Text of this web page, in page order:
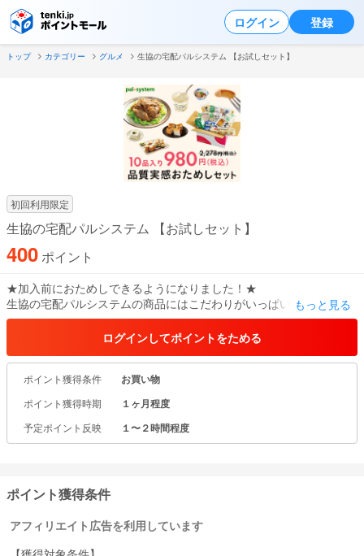
ログイン 登録
トップ カテゴリー グルメ 生協の宅配パルシステム 【お試しセット】
初回利用限定
生協の宅配パルシステム 【お試しセット】
400ポイント
★加入前におためしできるようになりました！★
生協の宅配パルシステムの商品にはこだわりがいっぱい。
より多くの方に商品の美味しさを味わってもらいたいからおためし
セットをご用意いたしました。
パルシステムは、関東を中心とした1都10県の組合員が利用する生協
の宅配サービスです。
産直の野菜やお肉といった食材から惣菜や冷凍食品・レトルト食
品、トイレットペーパーといった日用品まで、週1回ご自宅までまと
めてお届けします。
○インターネットから注文OK！パソコンやスマートフォン、携帯か
らお好きな時間に注文ができます。
○離乳食づくりに便利な商品がいっぱい。赤ちゃんとママを豊富な商
品とサービスでサポートします。
もっと見る
ログインしてポイントをためる
ポイント獲得条件 お買い物
ポイント獲得時期 １ヶ月程度
予定ポイント反映 １〜２時間程度
ポイント獲得条件
アフィリエイト広告を利用しています